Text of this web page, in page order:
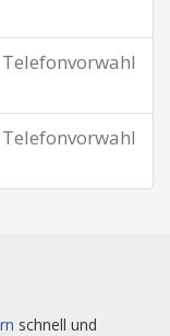
Telefonvorwahl
Telefonvorwahl
schnell und